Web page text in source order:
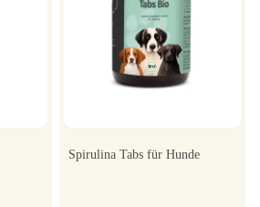
Spirulina Tabs für Hunde